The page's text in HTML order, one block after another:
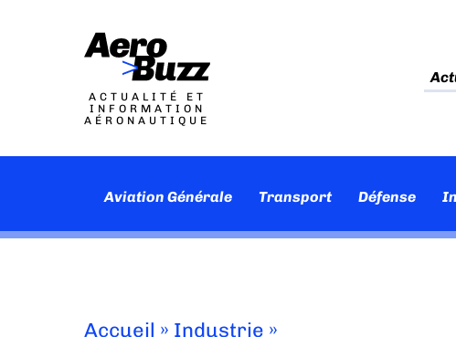
ACTUALITÉ ET
INFORMATION
AÉRONAUTIQUE
Aviation Générale Transport Défense
Accueil » Industrie »